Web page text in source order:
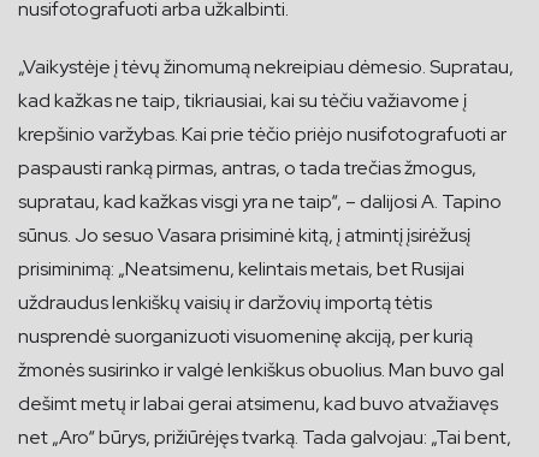
nusifotografuoti arba užkalbinti.
„Vaikystėje į tėvų žinomumą nekreipiau dėmesio. Supratau,
kad kažkas ne taip, tikriausiai, kai su tėčiu važiavome į
krepšinio varžybas. Kai prie tėčio priėjo nusifotografuoti ar
paspausti ranką pirmas, antras, o tada trečias žmogus,
supratau, kad kažkas visgi yra ne taip“, – dalijosi A. Tapino
sūnus. Jo sesuo Vasara prisiminė kitą, į atmintį įsirėžusį
prisiminimą: „Neatsimenu, kelintais metais, bet Rusijai
uždraudus lenkiškų vaisių ir daržovių importą tėtis
nusprendė suorganizuoti visuomeninę akciją, per kurią
žmonės susirinko ir valgė lenkiškus obuolius. Man buvo gal
dešimt metų ir labai gerai atsimenu, kad buvo atvažiavęs
net „Aro“ būrys, prižiūrėjęs tvarką. Tada galvojau: „Tai bent,